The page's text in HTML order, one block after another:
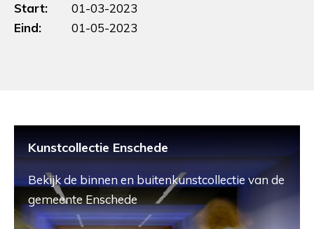
Start:
01-03-2023
Eind:
01-05-2023
Kunstcollectie Enschede
Bekijk de binnen en buitenkunstcollectie van de
gemeente Enschede